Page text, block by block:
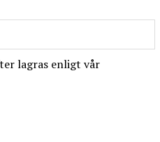
lagras enligt vår